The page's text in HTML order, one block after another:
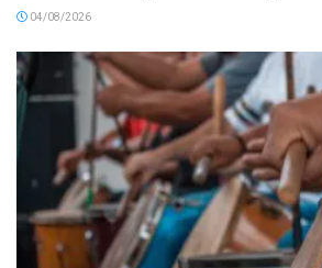
04/08/2026